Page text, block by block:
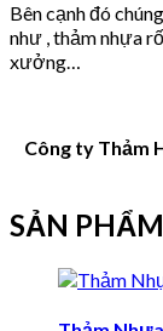
Bên cạnh đó
như , thảm nhựa
xưởng…
Công ty Thảm
SẢN